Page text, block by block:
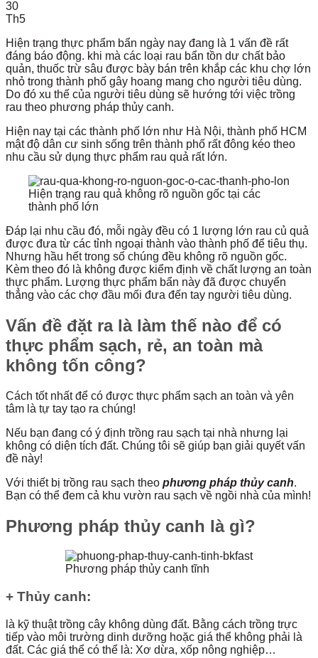
30
Th5
Hiện trạng thực phẩm bẩn ngày nay đang là 1 vấn đề rất
đáng báo động. khi mà các loại rau bẩn tồn dư chất bảo
quản, thuốc trừ sâu được bày bán trên khắp các khu chợ lớn
nhỏ trong thành phố gây hoang mang cho người tiêu dùng.
Do đó xu thế của người tiêu dùng sẽ hướng tới việc trồng
rau theo phương pháp thủy canh.
Hiện nay tại các thành phố lớn như Hà Nội, thành phố HCM
mật độ dân cư sinh sống trên thành phố rất đông kéo theo
nhu cầu sử dụng thực phẩm rau quả rất lớn.
Hiện trạng rau quả không rõ nguồn gốc tại các
thành phố lớn
Đáp lại nhu cầu đó, mỗi ngày đều có 1 lượng lớn rau củ quả
được đưa từ các tỉnh ngoại thành vào thành phố để tiêu thụ.
Nhưng hầu hết trong số chúng đều không rõ nguồn gốc.
Kèm theo đó là không được kiểm định về chất lượng an toàn
thực phẩm. Lượng thực phẩm bẩn này đã được chuyển
thẳng vào các chợ đầu mối đưa đến tay người tiêu dùng.
Vấn đề đặt ra là làm thế nào để có
thực phẩm sạch, rẻ, an toàn mà
không tốn công?
Cách tốt nhất để có được thực phẩm sạch an toàn và yên
tâm là tự tay tạo ra chúng!
Nếu bạn đang có ý định trồng rau sạch tại nhà nhưng lại
không có diện tích đất. Chúng tôi sẽ giúp bạn giải quyết vấn
đề này!
Với thiết bị trồng rau sạch theo phương pháp thủy canh.
Bạn có thể đem cả khu vườn rau sạch về ngồi nhà của mình!
Phương pháp thủy canh là gì?
Phương pháp thủy canh tĩnh
+ Thủy canh:
là kỹ thuật trồng cây không dùng đất. Bằng cách trồng trực
tiếp vào môi trường dinh dưỡng hoặc giá thể không phải là
đất. Các giá thể có thể là: Xơ dừa, xốp nông nghiệp…